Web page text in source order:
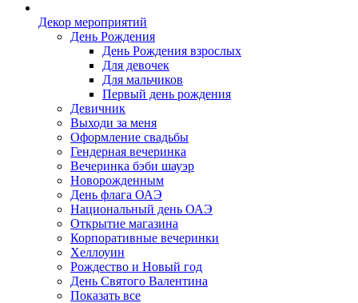
Декор мероприятий
День Рождения
День Рождения взрослых
Для девочек
Для мальчиков
Первый день рождения
Девичник
Выходи за меня
Оформление свадьбы
Гендерная вечеринка
Вечеринка бэби шауэр
Новорожденным
День флага ОАЭ
Национальный день ОАЭ
Открытие магазина
Корпоративные вечеринки
Хеллоуин
Рождество и Новый год
День Святого Валентина
Показать все